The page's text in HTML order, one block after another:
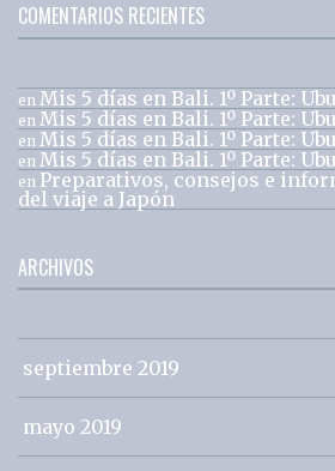
COMENTARIOS RECIENTES
en Mis 5 días en Bali. 1º Parte:
en Mis 5 días en Bali. 1º Parte:
en Mis 5 días en Bali. 1º Parte:
en Mis 5 días en Bali. 1º Parte:
en Preparativos, consejos e
del viaje a Japón
ARCHIVOS
septiembre 2019
mayo 2019